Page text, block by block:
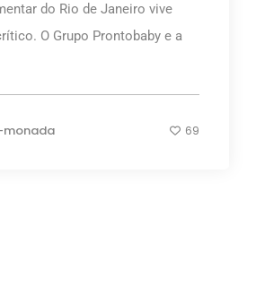
do Rio de Janeiro vive
O Grupo Prontobaby e a
69